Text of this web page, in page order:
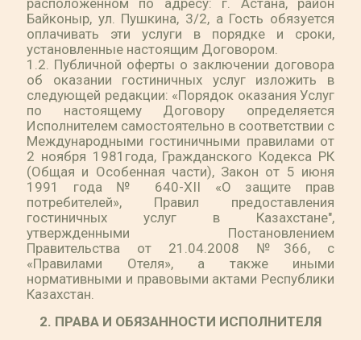
расположенном по адресу: г. Астана, район
Байконыр, ул. Пушкина, 3/2, а Гость обязуется
оплачивать эти услуги в порядке и сроки,
установленные настоящим Договором.
1.2. Публичной оферты о заключении договора
об оказании гостиничных услуг изложить в
следующей редакции: «Порядок оказания Услуг
по настоящему Договору определяется
Исполнителем самостоятельно в соответствии с
Международными гостиничными правилами от
2 ноября 1981года, Гражданского Кодекса РК
(Общая и Особенная части), Закон от 5 июня
1991 года № 640-XII «О защите прав
потребителей», Правил предоставления
гостиничных услуг в Казахстане",
утвержденными Постановлением
Правительства от 21.04.2008 №366, с
«Правилами Отеля», а также иными
нормативными и правовыми актами Республики
Казахстан.
2. ПРАВА И ОБЯЗАННОСТИ ИСПОЛНИТЕЛЯ